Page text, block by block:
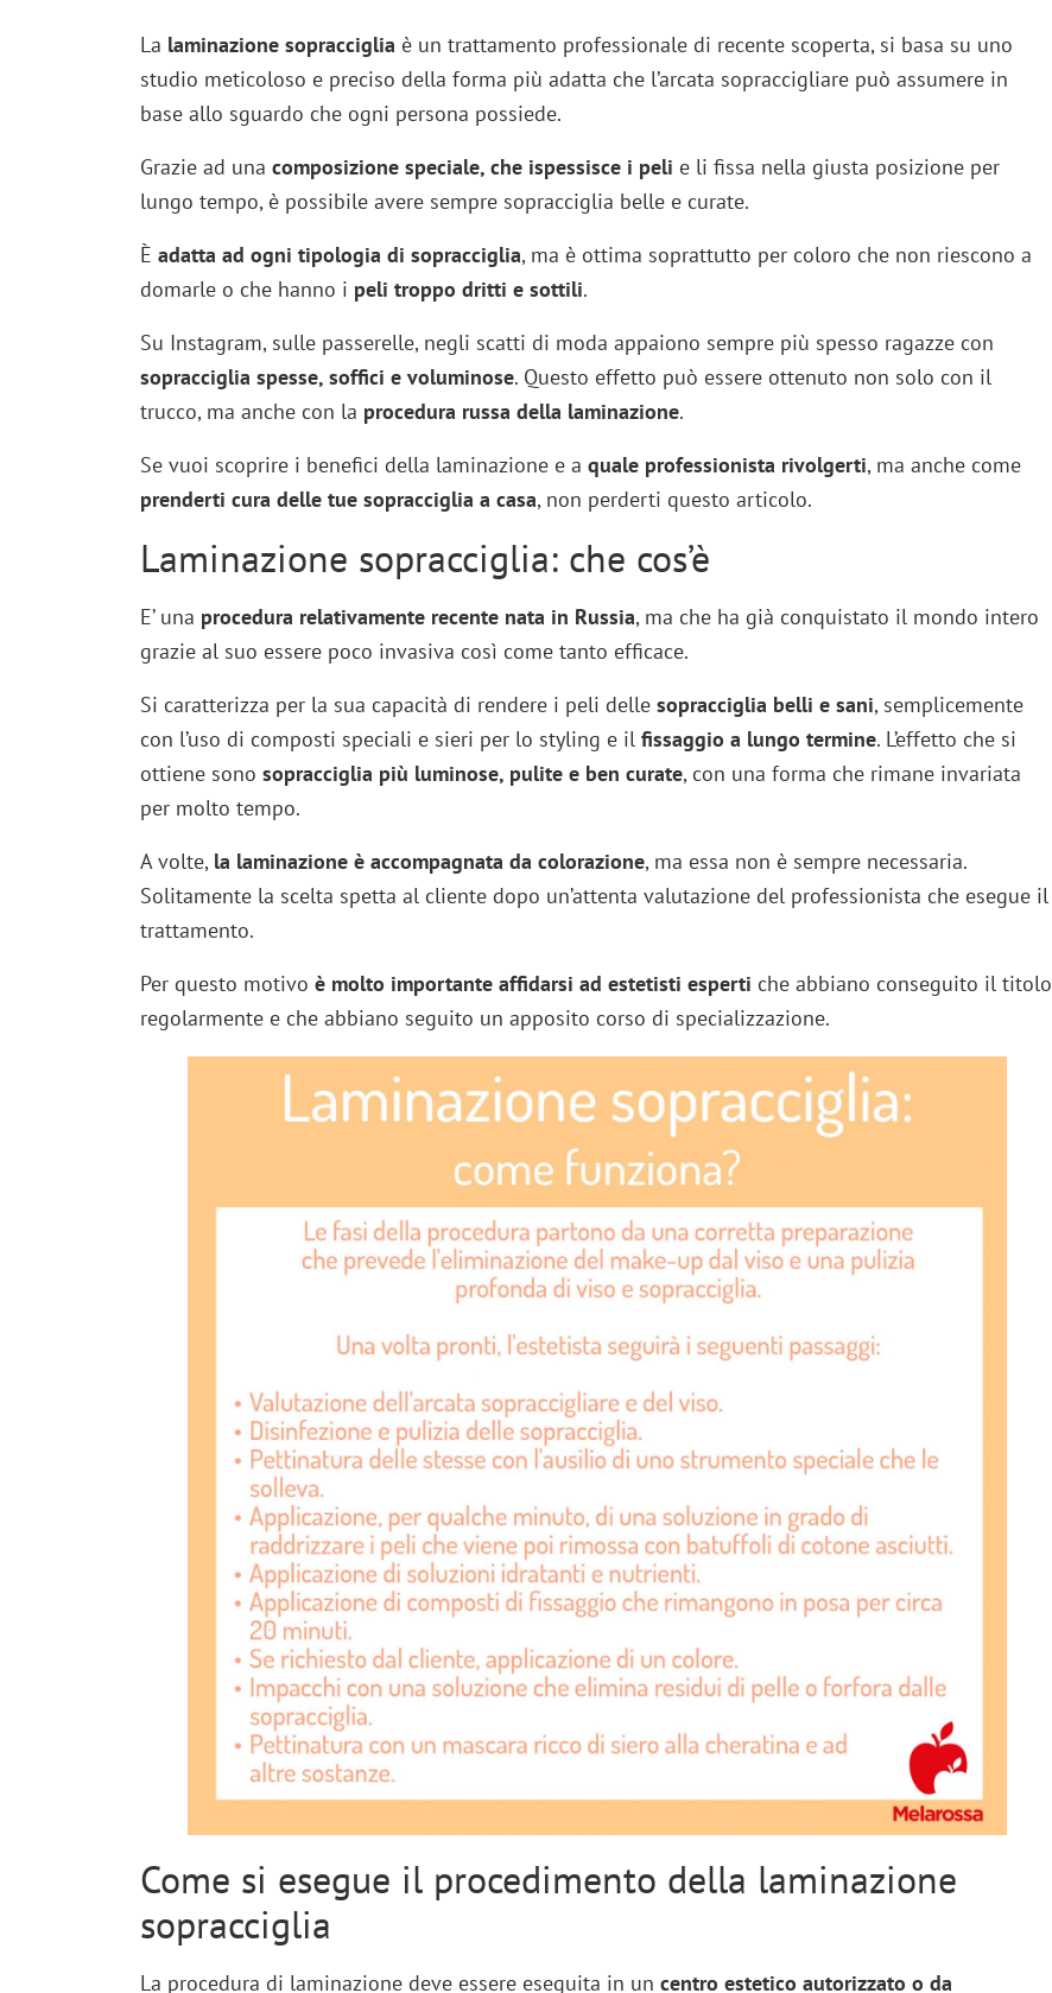
La laminazione sopracciglia è un trattamento professionale di recente scoperta, si basa su uno
studio meticoloso e preciso della forma più adatta che l’arcata sopraccigliare può assumere in
base allo sguardo che ogni persona possiede.
Grazie ad una composizione speciale, che ispessisce i peli e li fissa nella giusta posizione per
lungo tempo, è possibile avere sempre sopracciglia belle e curate.
È adatta ad ogni tipologia di sopracciglia, ma è ottima soprattutto per coloro che non riescono a
domarle o che hanno i peli troppo dritti e sottili.
Su Instagram, sulle passerelle, negli scatti di moda appaiono sempre più spesso ragazze con
sopracciglia spesse, soffici e voluminose. Questo effetto può essere ottenuto non solo con il
trucco, ma anche con la procedura russa della laminazione.
Se vuoi scoprire i benefici della laminazione e a quale professionista rivolgerti, ma anche come
prenderti cura delle tue sopracciglia a casa, non perderti questo articolo.
Laminazione sopracciglia: che cos’è
E’ una procedura relativamente recente nata in Russia, ma che ha già conquistato il mondo intero
grazie al suo essere poco invasiva così come tanto efficace.
Si caratterizza per la sua capacità di rendere i peli dellesopracciglia belli e sani, semplicemente
con l’uso di composti speciali e sieri per lo styling e il fissaggio a lungo termine. L’effetto che si
ottiene sono sopracciglia più luminose, pulite e ben curate, con una forma che rimane invariata
per molto tempo.
A volte, la laminazione è accompagnata da colorazione, ma essa non è sempre necessaria.
Solitamente la scelta spetta al cliente dopo un’attenta valutazione del professionista che esegue il
trattamento.
Per questo motivo è molto importante affidarsi ad estetisti esperti che abbiano conseguito il titolo
regolarmente e che abbiano seguito un apposito corso di specializzazione.
Come si esegue il procedimento della laminazione
sopracciglia
La procedura di laminazione deve essere eseguita in un centro estetico autorizzato o da